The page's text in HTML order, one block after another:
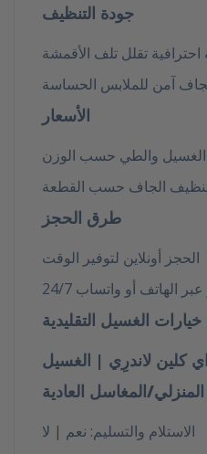
جودة التنظيف
احترافية تقلل تلف الأقمشة
آمن للملابس الحساسة
الأسعار
الغسيل والطي حسب الوزن
الجاف حسب القطعة
طرق الحجز
الحجز أونلاين لتوفير الوقت
الهاتف أو واتساب 24/7
الغسيل التقليدية
كلين لاندرِي | الغسيل
المنزلي/المغاسل العادية
الاستلام والتسليم: نعم | لا
Free Pickup
15% OFF
in Dubai
Now , We are